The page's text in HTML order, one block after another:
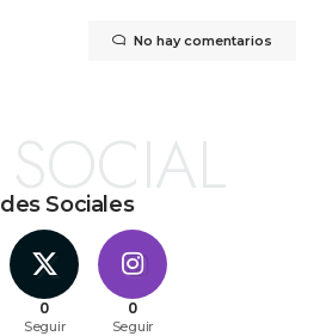
No hay comentarios
Sociales
0
Seguir
0
Seguir